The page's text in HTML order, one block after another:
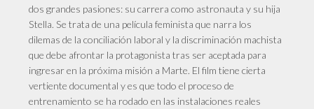
dos grandes pasiones: su carrera como astronauta y su hija
Stella. Se trata de una película feminista que narra los
dilemas de la conciliación laboral y la discriminación machista
que debe afrontar la protagonista tras ser aceptada para
ingresar en la próxima misión a Marte. El film tiene cierta
vertiente documental y es que todo el proceso de
entrenamiento se ha rodado en las instalaciones reales